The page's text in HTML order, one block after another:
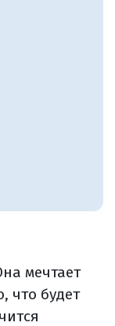
мечтает
что будет